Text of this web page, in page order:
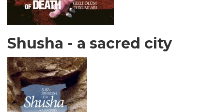
Shusha - a sacred city